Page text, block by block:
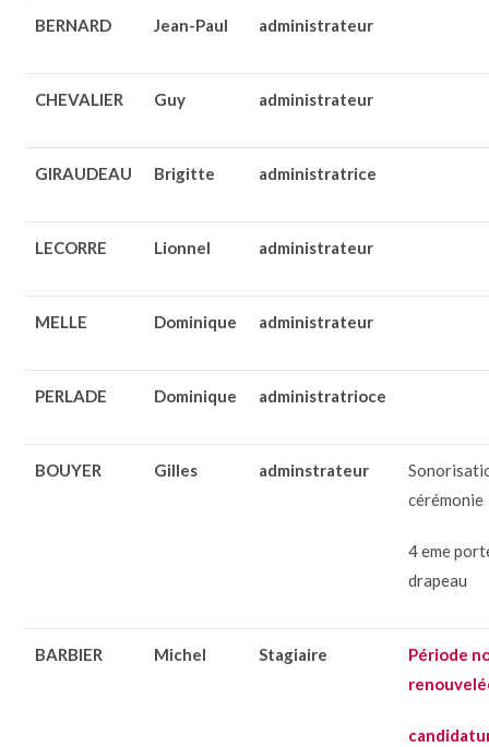
BERNARD Jean-Paul administrateur
CHEVALIER Guy administrateur
GIRAUDEAU Brigitte administratrice
LECORRE Lionnel administrateur
MELLE Dominique administrateur
PERLADE Dominique administratrioce
BOUYER Gilles adminstrateur
cérémonie
4 eme
drapeau
BARBIER Michel Stagiaire
Période